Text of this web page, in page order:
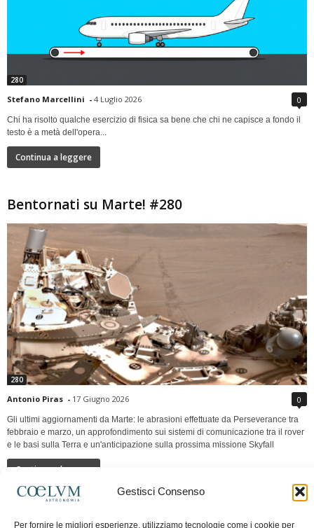
Gestisci Consenso
Per fornire le migliori esperienze, utilizziamo tecnologie come i cookie per
280
Stefano Marcellini - 4 Luglio 2026 0
Chi ha risolto qualche esercizio di fisica sa bene che chi ne capisce a fondo il
testo è a metà dell'opera...
Continua a leggere
Bentornati su Marte! #280
280
Antonio Piras - 17 Giugno 2026 0
Gli ultimi aggiornamenti da Marte: le abrasioni effettuate da Perseverance tra
febbraio e marzo, un approfondimento sui sistemi di comunicazione tra il rover
e le basi sulla Terra e un'anticipazione sulla prossima missione Skyfall
Continua a leggere